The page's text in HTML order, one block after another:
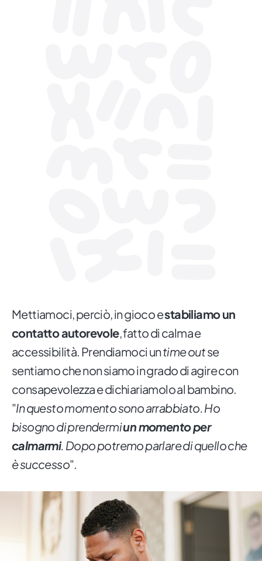
Mettiamoci, perciò, in gioco estabiliamo un
contatto autorevole, fatto di calma e
accessibilità. Prendiamoci untime outse
sentiamo che non siamo in grado di agire con
consapevolezza e dichiariamolo al bambino.
"In questo momento sono arrabbiato. Ho
bisogno di prendermiun momento per
calmarmi. Dopo potremo parlare di quello che
è successo".